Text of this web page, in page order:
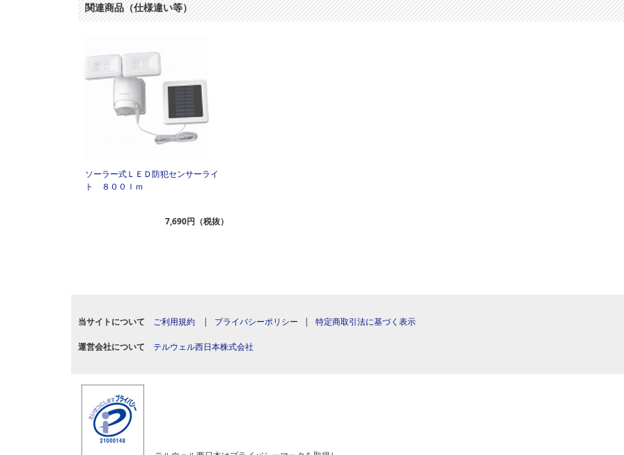
関連商品（仕様違い等）
ソーラー式ＬＥＤ防犯センサーライ
ト ８００ｌｍ
7,690円（税抜）
当サイトについて ご利用規約 | プライバシーポリシー | 特定商取引法に基づく表示
運営会社について テルウェル西日本株式会社